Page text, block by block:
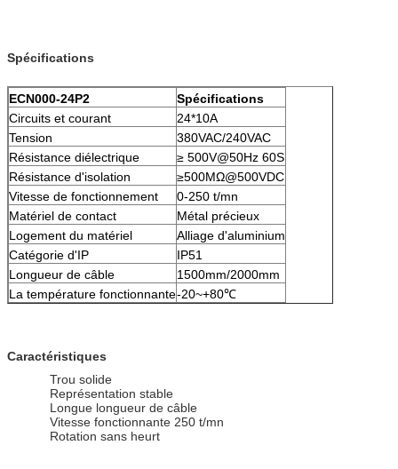
Spécifications
ECN000-24P2
Spécifications
Circuits et courant
24*10A
Tension
380VAC/240VAC
Résistance diélectrique
≥ 500V@50Hz 60S
Résistance d'isolation
≥500MΩ@500VDC
Vitesse de fonctionnement
0-250 t/mn
Matériel de contact
Métal précieux
Logement du matériel
Alliage d'aluminium
Catégorie d'IP
IP51
Longueur de câble
1500mm/2000mm
La température fonctionnante-20~+80℃
Caractéristiques
Trou solide
Représentation stable
Longue longueur de câble
Vitesse fonctionnante 250 t/mn
Rotation sans heurt